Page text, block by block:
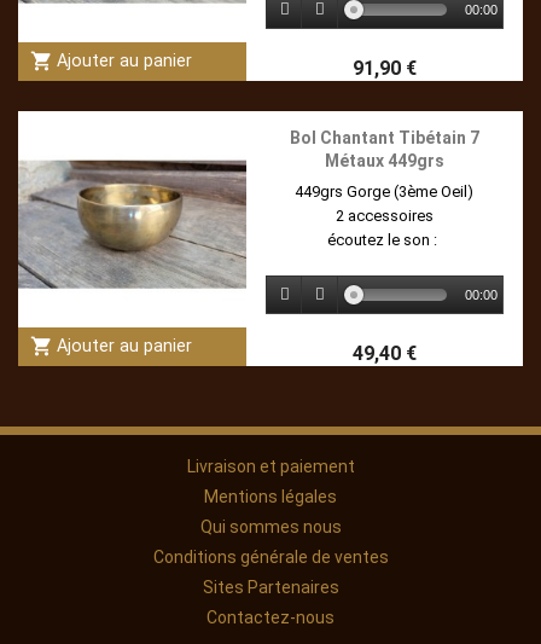
shopping_cart Ajouter au panier
00:00
91,90 €
shopping_cart Ajouter au panier
Bol Chantant Tibétain 7
Métaux 449grs
449grs Gorge (3ème Oeil)
2 accessoires
écoutez le son :
00:00
49,40 €
Livraison et paiement
Mentions légales
Qui sommes nous
Conditions générale de ventes
Sites Partenaires
Contactez-nous